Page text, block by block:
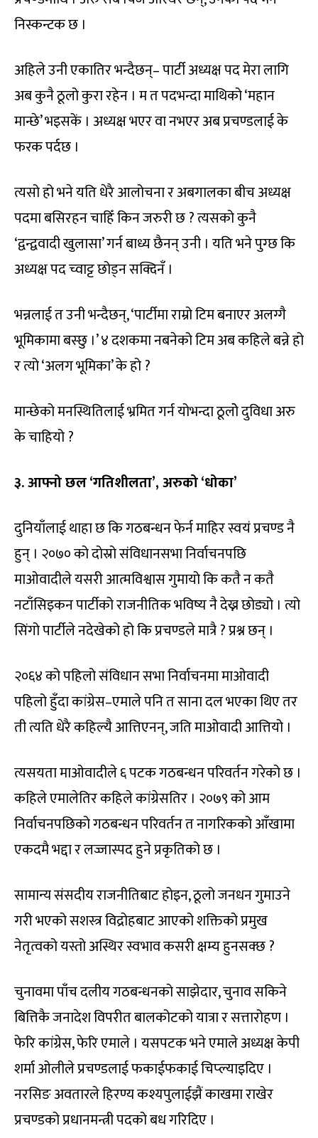
निस्कन्टक छ ।
अहिले उनी एकातिर भन्दैछन्– पार्टी अध्यक्ष पद मेरा लागि
अब कुनै ठूलो कुरा रहेन । म त पदभन्दा माथिको ‘महान
मान्छे’ भइसकें । अध्यक्ष भएर वा नभएर अब प्रचण्डलाई के
फरक पर्दछ ।
त्यसो हो भने यति धेरै आलोचना र अबगालका बीच अध्यक्ष
पदमा बसिरहन चाहिँ किन जरुरी छ ? त्यसको कुनै
‘द्वन्द्ववादी खुलासा’ गर्न बाध्य छैनन् उनी । यति भने पुग्छ कि
अध्यक्ष पद च्वाट्ट छोड्न सक्दिनँ ।
भन्नलाई त उनी भन्दैछन्, ‘पार्टीमा राम्रो टिम बनाएर अलग्गै
भूमिकामा बस्छु ।’ ४ दशकमा नबनेको टिम अब कहिले बन्ने हो
र त्यो ‘अलग भूमिका’ के हो ?
मान्छेको मनस्थितिलाई भ्रमित गर्न योभन्दा ठूलोे दुविधा अरु
के चाहियो ?
३. आफ्नो छल ‘गतिशीलता’,अरुको ‘धोका’
दुनियाँलाई थाहा छ कि गठबन्धन फेर्न माहिर स्वयं प्रचण्ड नै
हुन् । २०७० को दोस्रो संविधानसभा निर्वाचनपछि
माओवादीले यसरी आत्मविश्वास गुमायो कि कतै न कतै
नटाँसिइकन पार्टीको राजनीतिक भविष्य नै देख्न छोड्यो । त्यो
सिंगो पार्टीले नदेखेको हो कि प्रचण्डले मात्रै ? प्रश्न छन् ।
२०६४ को पहिलो संविधान सभा निर्वाचनमा माओवादी
पहिलो हुँदा कांग्रेस–एमाले पनि त साना दल भएका थिए तर
ती त्यति धेरै कहिल्यै आत्तिएनन्, जति माओवादी आत्तियो ।
त्यसयता माओवादीले ६ पटक गठबन्धन परिवर्तन गरेको छ ।
कहिले एमालेतिर कहिले कांग्रेसतिर । २०७९ को आम
निर्वाचनपछिको गठबन्धन परिवर्तन त नागरिकको आँखामा
एकदमै भद्दा र लज्जास्पद हुने प्रकृतिको छ ।
सामान्य संसदीय राजनीतिबाट होइन, ठूलो जनधन गुमाउने
गरी भएको सशस्त्र विद्रोहबाट आएको शक्तिको प्रमुख
नेतृत्वको यस्तो अस्थिर स्वभाव कसरी क्षम्य हुनसक्छ ?
चुनावमा पाँच दलीय गठबन्धनको साझेदार, चुनाव सकिने
बित्तिकै जनादेश विपरीत बालकोटको यात्रा र सत्तारोहण ।
फेरि कांग्रेस, फेरि एमाले । यसपटक भने एमाले अध्यक्ष केपी
शर्मा ओलीले प्रचण्डलाई फकाईफकाई चिप्ल्याइदिए ।
नरसिङ अवतारले हिरण्य कश्यपुलाईझैं काखमा राखेर
प्रचण्डको प्रधानमन्त्री पदको बध गरिदिए ।